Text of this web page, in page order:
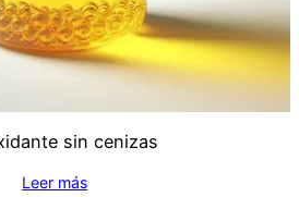
sin cenizas
Leer más